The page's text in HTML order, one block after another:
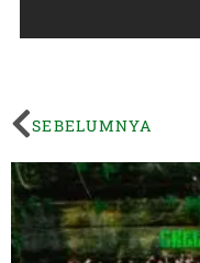
SEBELUMNYA